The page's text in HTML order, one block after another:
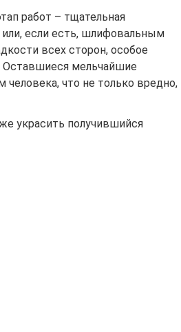
работ – тщательная
если есть, шлифовальным
всех сторон, особое
Оставшиеся мельчайшие
что не только вредно,
украсить получившийся